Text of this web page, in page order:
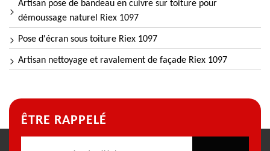
Artisan pose de bandeau en cuivre sur toiture pour
démoussage naturel Riex 1097
Pose d'écran sous toiture Riex 1097
Artisan nettoyage et ravalement de façade Riex 1097
ÊTRE RAPPELÉ